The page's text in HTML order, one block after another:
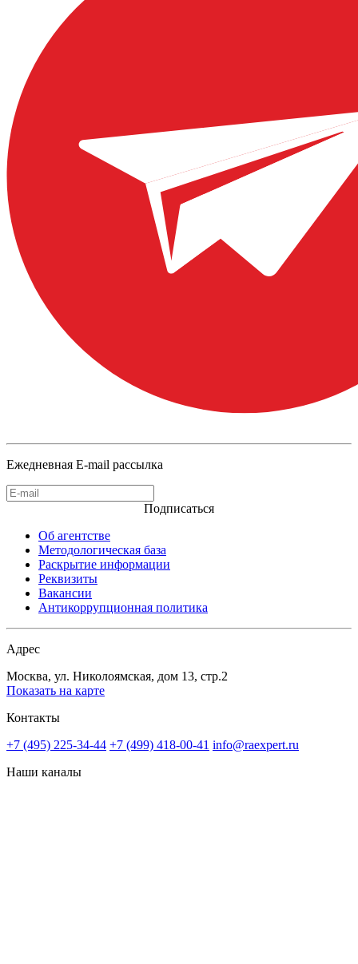
Ежедневная E-mail рассылка
Подписаться
Об агентстве
Методологическая база
Раскрытие информации
Реквизиты
Вакансии
Антикоррупционная политика
Адрес
Москва, ул. Николоямская, дом 13, стр.2
Показать на карте
Контакты
+7 (495) 225-34-44 +7 (499) 418-00-41 info@raexpert.ru
Наши каналы